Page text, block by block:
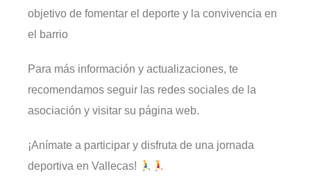
objetivo de fomentar el deporte y la convivencia en
el barrio
Para más información y actualizaciones, te
recomendamos seguir las redes sociales de la
asociación y visitar su página web.​
¡Anímate a participar y disfruta de una jornada
deportiva en Vallecas!